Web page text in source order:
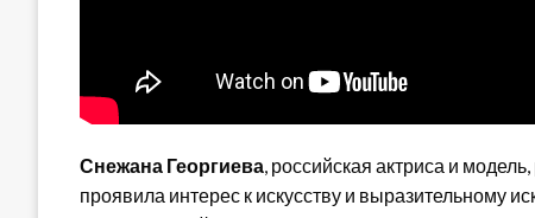
Снежана Георгиева, российская актриса и
проявила интерес к искусству и выразительному